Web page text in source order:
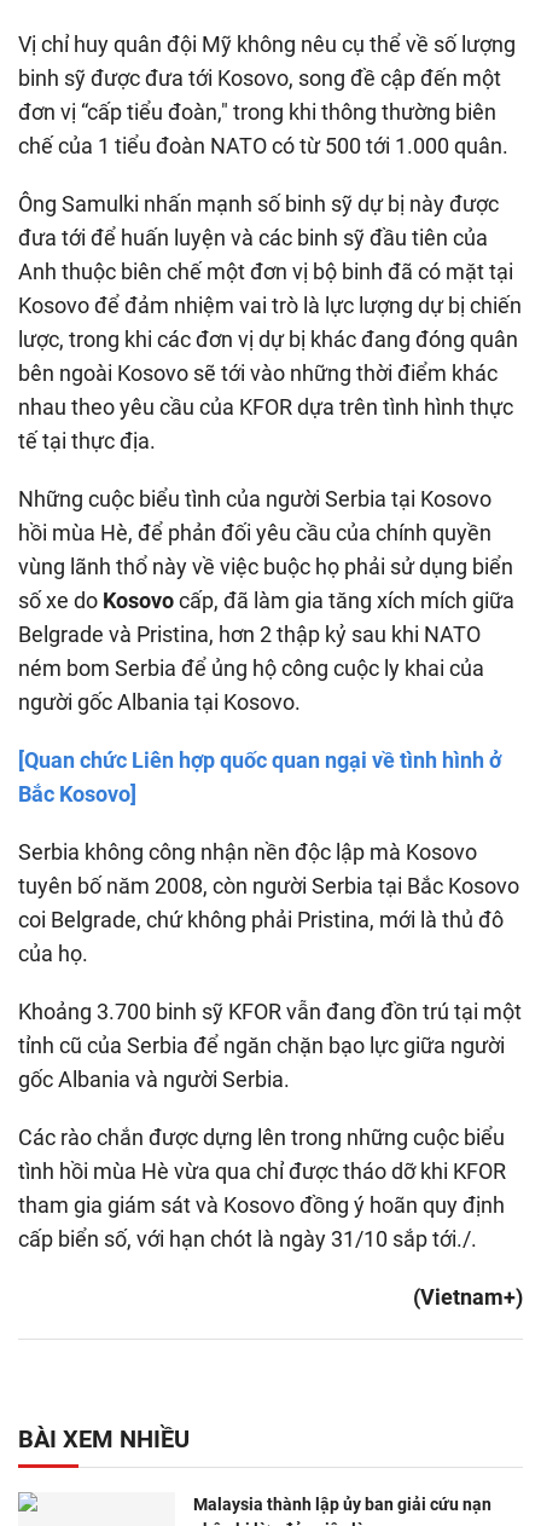
Vị chỉ huy quân đội Mỹ không nêu cụ thể về số lượng
binh sỹ được đưa tới Kosovo, song đề cập đến một
đơn vị “cấp tiểu đoàn," trong khi thông thường biên
chế của 1 tiểu đoàn NATO có từ 500 tới 1.000 quân.
Ông Samulki nhấn mạnh số binh sỹ dự bị này được
đưa tới để huấn luyện và các binh sỹ đầu tiên của
Anh thuộc biên chế một đơn vị bộ binh đã có mặt tại
Kosovo để đảm nhiệm vai trò là lực lượng dự bị chiến
lược, trong khi các đơn vị dự bị khác đang đóng quân
bên ngoài Kosovo sẽ tới vào những thời điểm khác
nhau theo yêu cầu của KFOR dựa trên tình hình thực
tế tại thực địa.
Những cuộc biểu tình của người Serbia tại Kosovo
hồi mùa Hè, để phản đối yêu cầu của chính quyền
vùng lãnh thổ này về việc buộc họ phải sử dụng biển
số xe do Kosovocấp, đã làm gia tăng xích mích giữa
Belgrade và Pristina, hơn 2 thập kỷ sau khi NATO
ném bom Serbia để ủng hộ công cuộc ly khai của
người gốc Albania tại Kosovo.
[Quan chức Liên hợp quốc quan ngại về tình hình ở
Bắc Kosovo]
Serbia không công nhận nền độc lập mà Kosovo
tuyên bố năm 2008, còn người Serbia tại Bắc Kosovo
coi Belgrade, chứ không phải Pristina, mới là thủ đô
của họ.
Khoảng 3.700 binh sỹ KFOR vẫn đang đồn trú tại một
tỉnh cũ của Serbia để ngăn chặn bạo lực giữa người
gốc Albania và người Serbia.
Các rào chắn được dựng lên trong những cuộc biểu
tình hồi mùa Hè vừa qua chỉ được tháo dỡ khi KFOR
tham gia giám sát và Kosovo đồng ý hoãn quy định
cấp biển số, với hạn chót là ngày 31/10 sắp tới./.
(Vietnam+)
BÀI XEM NHIỀU
Malaysia thành lập ủy ban giải cứu nạn